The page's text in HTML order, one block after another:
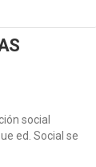
social
ed. Social se